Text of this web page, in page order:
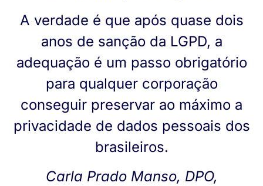
A verdade é que após quase dois
anos de sanção da LGPD, a
adequação é um passo obrigatório
para qualquer corporação
conseguir preservar ao máximo a
privacidade de dados pessoais dos
brasileiros.
Carla Prado Manso, DPO,